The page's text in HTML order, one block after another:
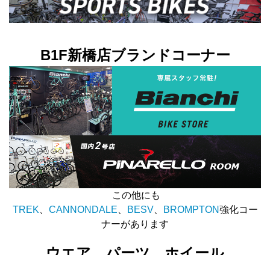
B1F新橋店ブランドコーナー
この他にも
TREK
CANNONDALE BESV、 BROMPTON強化コー
ナーがあります